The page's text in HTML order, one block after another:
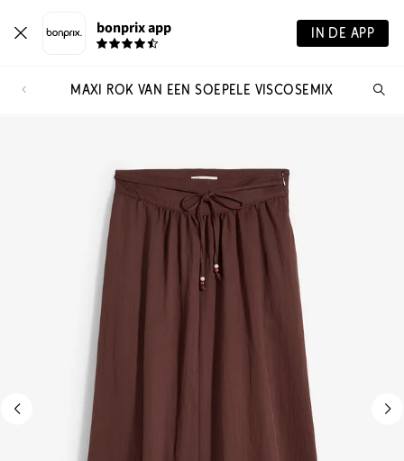
bonprix app IN DE APP
MAXI ROK VAN EEN SOEPELE VISCOSEMIX